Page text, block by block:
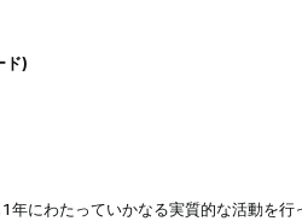
ド)
年にわたっていかなる実質的な活動を